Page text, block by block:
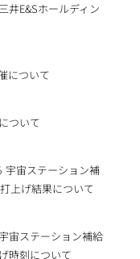
井E&Sホールディン
について
ついて
宇宙ステーション補
上げ結果について
宙ステーション補給
時刻について